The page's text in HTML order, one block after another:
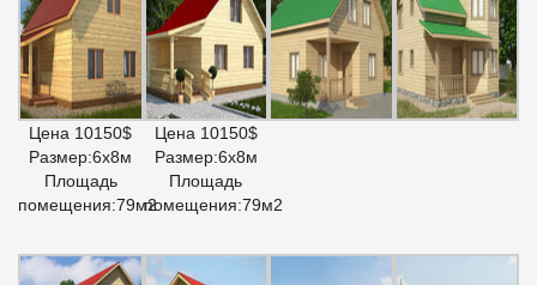
Цена 10150$
Размер:6х8м
Площадь
помещения:79м2
Цена 10150$
Размер:6х8м
Площадь
помещения:79м2